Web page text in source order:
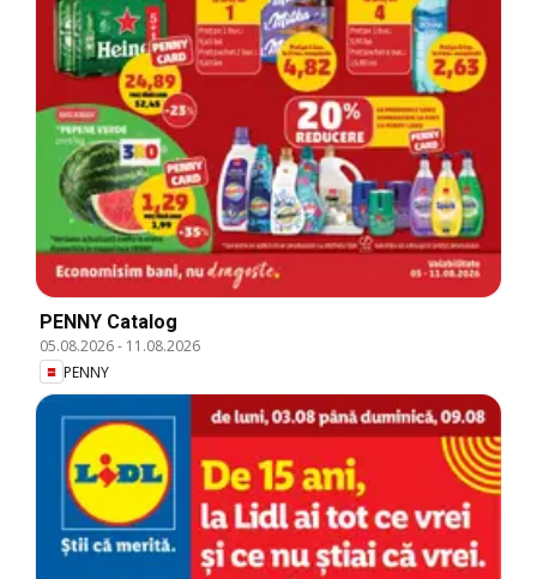
PENNY Catalog
05.08.2026- 11.08.2026
PENNY